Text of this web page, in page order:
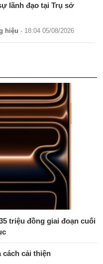
lãnh đạo tại Trụ sở
hiệu - 18:04 05/08/2026
triệu đồng giai đoạn cuối
cách cải thiện